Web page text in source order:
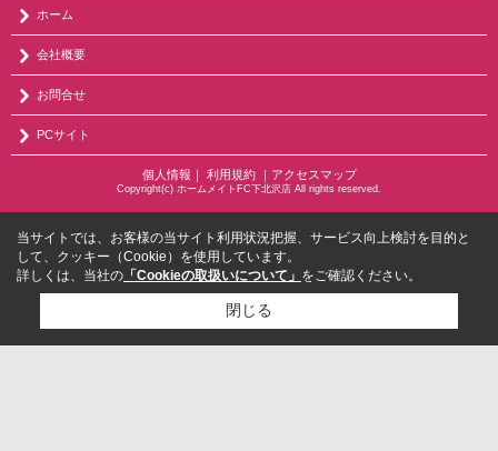
ホーム
会社概要
お問合せ
PCサイト
個人情報 ｜ 利用規約｜ アクセスマップ
Copyright(c) ホームメイトFC下北沢店 All rights reserved.
当サイトでは、お客様の当サイト利用状況把握、サービス向上検討を目的と
して、クッキー（Cookie）を使用しています。
詳しくは、当社の 「Cookieの取扱いについて」 をご確認ください。
閉じる